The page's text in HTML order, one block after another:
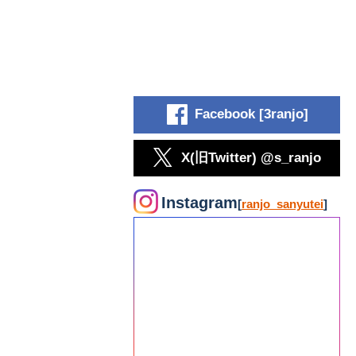
Facebook [3ranjo]
X(旧Twitter) @s_ranjo
Instagram[ranjo_sanyutei]